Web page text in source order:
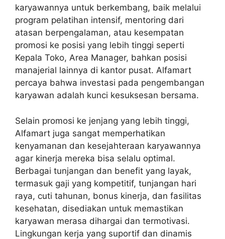
karyawannya untuk berkembang, baik melalui
program pelatihan intensif, mentoring dari
atasan berpengalaman, atau kesempatan
promosi ke posisi yang lebih tinggi seperti
Kepala Toko, Area Manager, bahkan posisi
manajerial lainnya di kantor pusat. Alfamart
percaya bahwa investasi pada pengembangan
karyawan adalah kunci kesuksesan bersama.
Selain promosi ke jenjang yang lebih tinggi,
Alfamart juga sangat memperhatikan
kenyamanan dan kesejahteraan karyawannya
agar kinerja mereka bisa selalu optimal.
Berbagai tunjangan dan benefit yang layak,
termasuk gaji yang kompetitif, tunjangan hari
raya, cuti tahunan, bonus kinerja, dan fasilitas
kesehatan, disediakan untuk memastikan
karyawan merasa dihargai dan termotivasi.
Lingkungan kerja yang suportif dan dinamis